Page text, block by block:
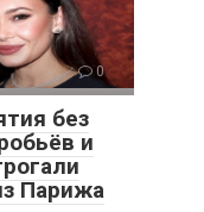
0
без
и
Парижа